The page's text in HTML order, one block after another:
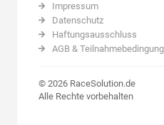
Impressum
Datenschutz
Haftungsausschluss
AGB &
© 2026 RaceSolution.de
Alle Rechte vorbehalten